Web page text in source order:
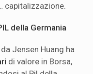
capitalizzazione.
della Germania
Jensen Huang ha
di valore in Borsa,